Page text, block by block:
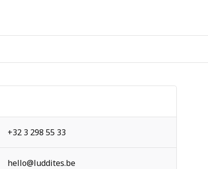
+32 3 298 55 33
hello@luddites.be